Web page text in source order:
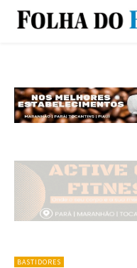
BASTIDORES